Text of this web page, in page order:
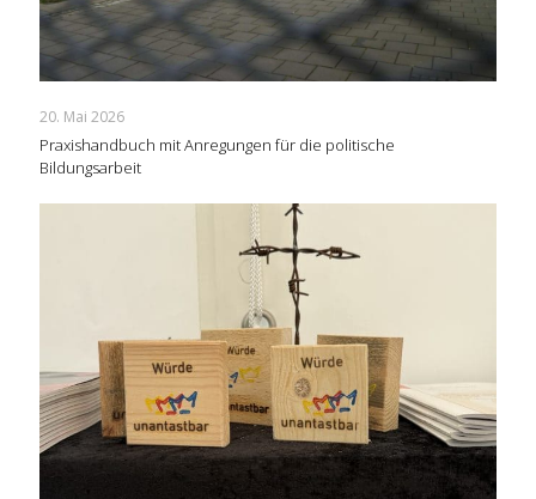
20. Mai 2026
Praxishandbuch mit Anregungen für die politische
Bildungsarbeit